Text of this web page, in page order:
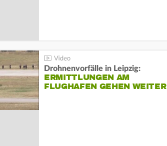
Drohnenvorfälle in Leipzig:
ERMITTLUNGEN AM
FLUGHAFEN GEHEN WEITER